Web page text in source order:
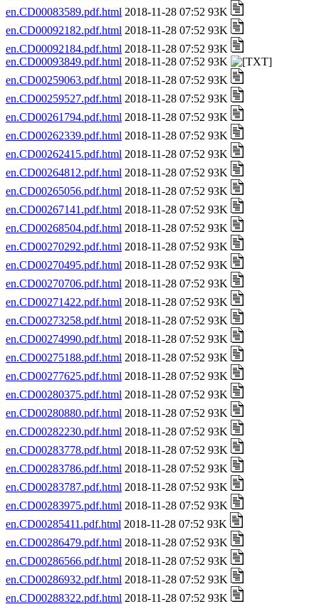
en.CD00083589.pdf.html 2018-11-28 07:52 93K
en.CD00092182.pdf.html 2018-11-28 07:52 93K
en.CD00092184.pdf.html 2018-11-28 07:52 93K
en.CD00093849.pdf.html 2018-11-28 07:52 93K
en.CD00259063.pdf.html 2018-11-28 07:52 93K
en.CD00259527.pdf.html 2018-11-28 07:52 93K
en.CD00261794.pdf.html 2018-11-28 07:52 93K
en.CD00262339.pdf.html 2018-11-28 07:52 93K
en.CD00262415.pdf.html 2018-11-28 07:52 93K
en.CD00264812.pdf.html 2018-11-28 07:52 93K
en.CD00265056.pdf.html 2018-11-28 07:52 93K
en.CD00267141.pdf.html 2018-11-28 07:52 93K
en.CD00268504.pdf.html 2018-11-28 07:52 93K
en.CD00270292.pdf.html 2018-11-28 07:52 93K
en.CD00270495.pdf.html 2018-11-28 07:52 93K
en.CD00270706.pdf.html 2018-11-28 07:52 93K
en.CD00271422.pdf.html 2018-11-28 07:52 93K
en.CD00273258.pdf.html 2018-11-28 07:52 93K
en.CD00274990.pdf.html 2018-11-28 07:52 93K
en.CD00275188.pdf.html 2018-11-28 07:52 93K
en.CD00277625.pdf.html 2018-11-28 07:52 93K
en.CD00280375.pdf.html 2018-11-28 07:52 93K
en.CD00280880.pdf.html 2018-11-28 07:52 93K
en.CD00282230.pdf.html 2018-11-28 07:52 93K
en.CD00283778.pdf.html 2018-11-28 07:52 93K
en.CD00283786.pdf.html 2018-11-28 07:52 93K
en.CD00283787.pdf.html 2018-11-28 07:52 93K
en.CD00283975.pdf.html 2018-11-28 07:52 93K
en.CD00285411.pdf.html 2018-11-28 07:52 93K
en.CD00286479.pdf.html 2018-11-28 07:52 93K
en.CD00286566.pdf.html 2018-11-28 07:52 93K
en.CD00286932.pdf.html 2018-11-28 07:52 93K
en.CD00288322.pdf.html 2018-11-28 07:52 93K